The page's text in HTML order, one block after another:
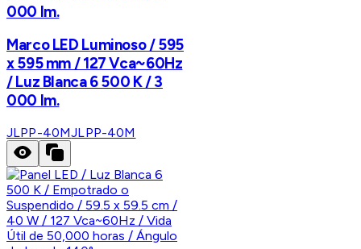
000 lm.
Marco LED Luminoso / 595
x 595 mm / 127 Vca~60Hz
/ Luz Blanca 6 500 K / 3
000 lm.
JLPP-40MJLPP-40M